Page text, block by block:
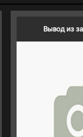
Вывод из